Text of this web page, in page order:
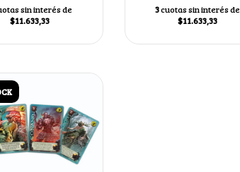
sin interés de
$11.633,33
3cuotas sin interés de
$11.633,33